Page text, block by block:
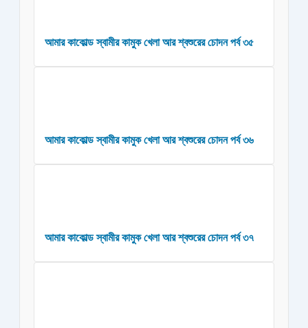
আমার কাকোল্ড স্বামীর কামুক খেলা আর শ্বশুরের চোদন পর্ব ৩৫
আমার কাকোল্ড স্বামীর কামুক খেলা আর শ্বশুরের চোদন পর্ব ৩৬
আমার কাকোল্ড স্বামীর কামুক খেলা আর শ্বশুরের চোদন পর্ব ৩৭